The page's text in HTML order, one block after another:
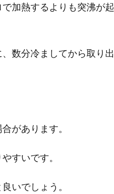
加熱するよりも突沸が起
数分冷ましてから取り出
があります。
すいです。
いでしょう。